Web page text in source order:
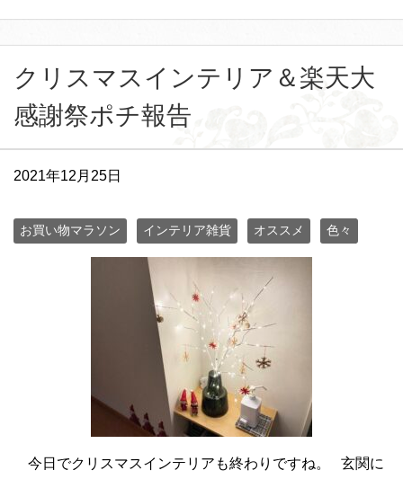
クリスマスインテリア＆楽天大
感謝祭ポチ報告
2021年12月25日
お買い物マラソン インテリア雑貨 オススメ 色々
今日でクリスマスインテリアも終わりですね。 玄関に